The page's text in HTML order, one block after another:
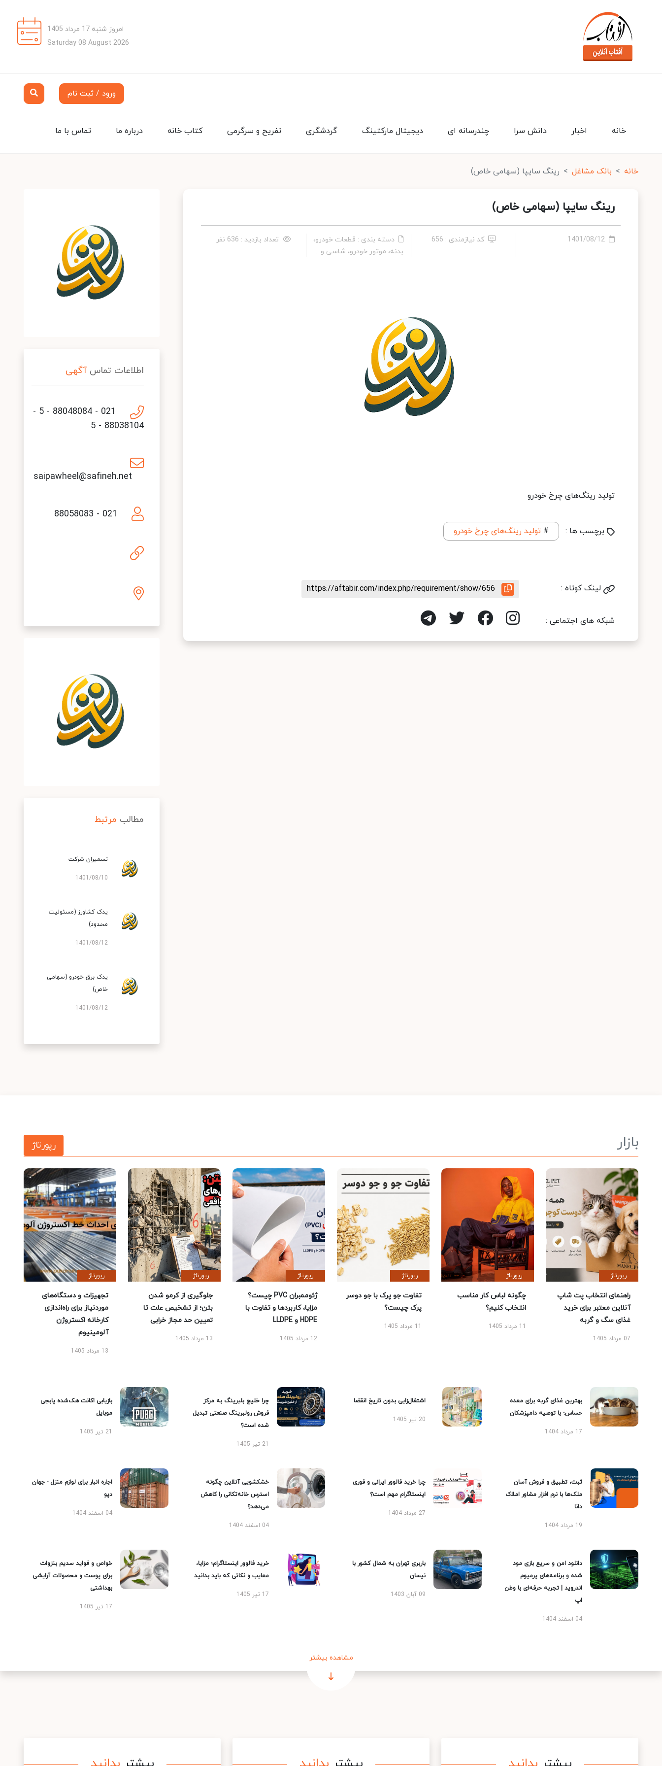
امروز شنبه 17 مرداد 1405
Saturday 08 August 2026
ورود / ثبت نام
تماس با ما درباره ما کتاب خانه تفریح و سرگرمی گردشگری دیجیتال مارکتینگ چندرسانه ای دانش سرا اخبار خانه
خانه بانک مشاغل رینگ سایپا (سهامی خاص)
رینگ سایپا (سهامی خاص)
1401/08/12 کد نیازمندی : 656
دسته بندی : قطعات خودرو،
بدنه، موتور خودرو، شاسی و ...
تعداد بازدید : 636 نفر
تولید رینگ‌های چرخ خودرو
برچسب ها : # تولید رینگ‌های چرخ خودرو
لینک کوتاه : https://aftabir.com/index.php/requirement/show/656
شبکه های اجتماعی :
اطلاعات تماس آگهی
021 - 88048084 - 5 -
88038104 - 5
saipawheel@safineh.net
021 - 88058083
مطالب مرتبط
تسمیران شرکت
1401/08/10
یدک کشاورز (مسئولیت
محدود)
1401/08/12
یدک برق خودرو (سهامی
خاص)
1401/08/12
بازار رپورتاژ
رپورتاژ
راهنمای انتخاب پت شاپ
آنلاین معتبر برای خرید
غذای سگ و گربه
07 مرداد 1405
رپورتاژ
چگونه لباس کار مناسب
انتخاب کنیم؟
11 مرداد 1405
رپورتاژ
تفاوت جو پرک با جو دوسر
پرک چیست؟
11 مرداد 1405
رپورتاژ
ژئوممبران PVC چیست؟
مزایا، کاربردها و تفاوت با
HDPE و LLDPE
12 مرداد 1405
رپورتاژ
جلوگیری از کرمو شدن
بتن؛ از تشخیص علت تا
تعیین حد مجاز خرابی
13 مرداد 1405
رپورتاژ
تجهیزات و دستگاه‌های
موردنیاز برای راه‌اندازی
کارخانه اکستروژن
آلومینیوم
13 مرداد 1405
بهترین غذای گربه برای معده
حساس؛ با توصیه دامپزشکان
17 مرداد 1404
اشتغال‌زایی بدون تاریخ انقضا
20 تیر 1405
چرا خلیج بلبرینگ به مرکز
فروش رولبرینگ صنعتی تبدیل
شده است؟
21 تیر 1405
بازیابی اکانت هک‌شده پابجی
موبایل
21 تیر 1405
ثبت، تطبیق و فروش آسان
ملک‌ها با نرم افزار مشاور املاک
دانا
19 مرداد 1404
چرا خرید فالوور ایرانی و فوری
اینستاگرام مهم است؟
27 مرداد 1404
خشکشویی آنلاین چگونه
استرس خانه‌تکانی را کاهش
می‌دهد؟
04 اسفند 1404
اجاره انبار برای لوازم منزل - جهان
دپو
04 اسفند 1404
دانلود امن و سریع بازی مود
شده و برنامه‌های پرمیوم
اندروید | تجربه حرفه‌ای با وطن
اپ
04 اسفند 1404
باربری تهران به شمال کشور با
نیسان
09 آبان 1403
خرید فالوور اینستاگرام؛ مزایا،
معایب و نکاتی که باید بدانید
17 تیر 1405
خواص و فواید سدیم بنزوات
برای پوست و محصولات آرایشی
بهداشتی
17 تیر 1405
مشاهده بیشتر